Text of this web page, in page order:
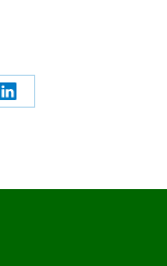
Share